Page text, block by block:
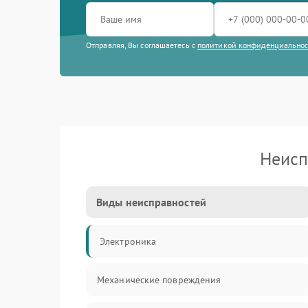
Отправляя, Вы соглашаетесь с политикой
Виды неисправностей
Электроника
Механические повреждения